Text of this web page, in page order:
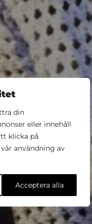
din
eller innehåll
klicka på
användning av
Acceptera alla